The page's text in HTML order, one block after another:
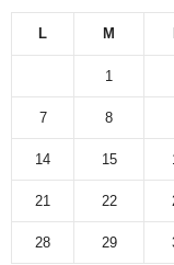
L M
1
7 8
14 15
21 22
28 29